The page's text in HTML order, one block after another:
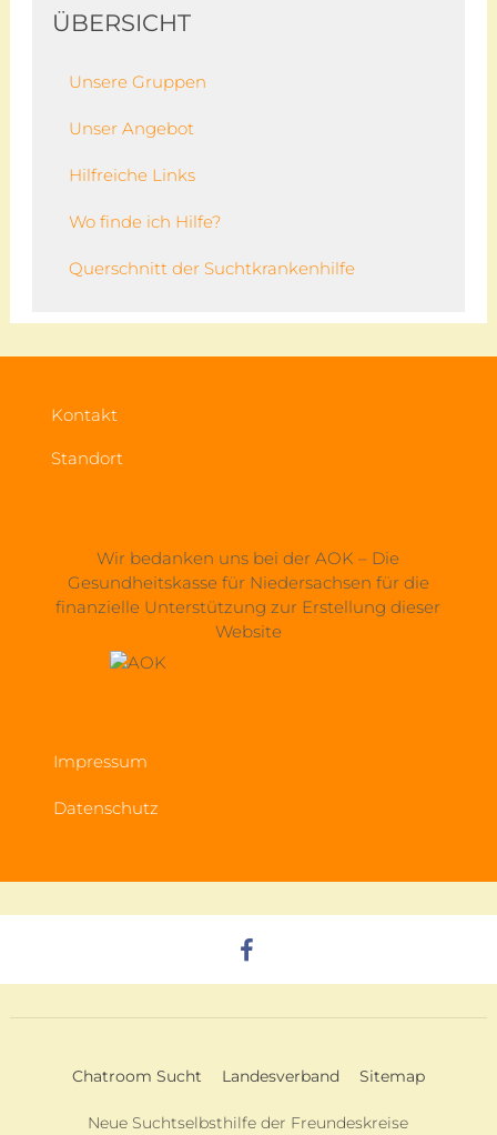
ÜBERSICHT
Unsere Gruppen
Unser Angebot
Hilfreiche Links
Wo finde ich Hilfe?
Querschnitt der Suchtkrankenhilfe
Kontakt
Standort
Wir bedanken uns bei der AOK – Die
Gesundheitskasse für Niedersachsen für die
finanzielle Unterstützung zur Erstellung dieser
Website
Impressum
Datenschutz
Chatroom Sucht Landesverband Sitemap
Neue Suchtselbsthilfe der Freundeskreise